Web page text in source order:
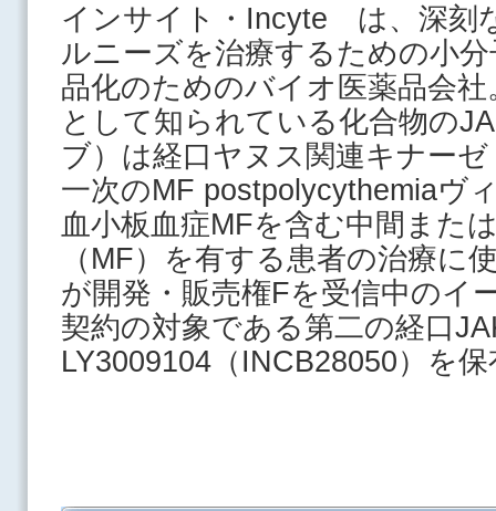
インサイト・Incyte は、深刻
ルニーズを治療するための小
品化のためのバイオ医薬品会
として知られている化合物の
ブ）は経口ヤヌス関連キナー
一次のMF postpolycythemiaヴ
血小板血症MFを含む中間また
（MF）を有する患者の治療に
が開発・販売権Fを受信中のイ
契約の対象である第二の経口
LY3009104（INCB28050）を